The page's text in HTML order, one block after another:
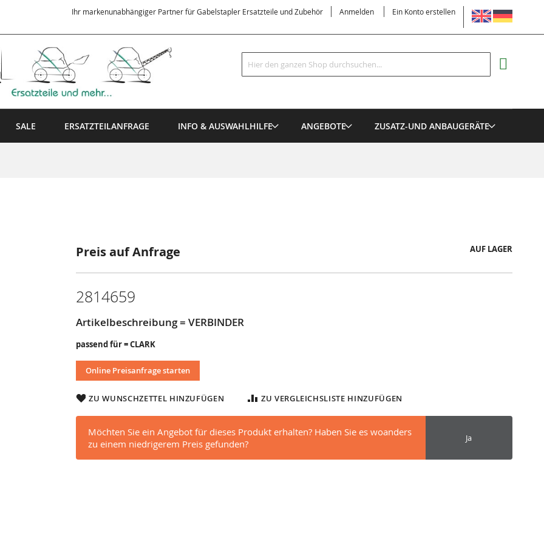
SPRACHE
Ihr markenunabhängiger Partner für Gabelstapler Ersatzteile und Zubehör Anmelden Ein Konto erstellen
Suche
Suche
SALE ERSATZTEILANFRAGE INFO & AUSWAHLHILFE ANGEBOTE ZUSATZ-UND ANBAUGERÄTE
Preis auf Anfrage AUF LAGER
2814659
Artikelbeschreibung = VERBINDER
passend für = CLARK
Online Preisanfrage starten
ZU WUNSCHZETTEL HINZUFÜGEN ZU VERGLEICHSLISTE HINZUFÜGEN
Möchten Sie ein Angebot für dieses Produkt erhalten? Haben Sie es woanders
zu einem niedrigerem Preis gefunden?
Ja